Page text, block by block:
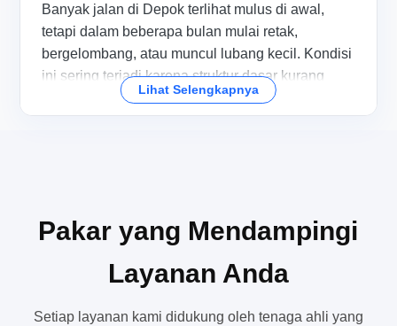
Banyak jalan di Depok terlihat mulus di awal,
tetapi dalam beberapa bulan mulai retak,
bergelombang, atau muncul lubang kecil. Kondisi
ini sering terjadi karena struktur dasar kurang
padat, beban kendaraan terlalu berat, atau proses
pengerjaan yang tidak mengikuti standar. Kalau
Di area yang ramai seperti Jalan Margonda Raya,
kawasan bisnis sekitar Depok Town Square,
hingga akses menuju perumahan baru,
permukaan jalan menerima tekanan yang tinggi
setiap hari. Karena itu, aspal hotmix depok harus
Lihat Selengkapnya
Pakar yang Mendampingi
Layanan Anda
Setiap layanan kami didukung oleh tenaga ahli yang